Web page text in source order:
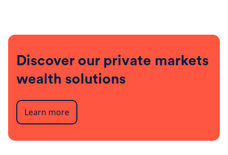
Discover our private markets
wealth solutions
Learn more